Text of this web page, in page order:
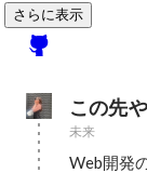
さらに表示
この先
未来
Web開発